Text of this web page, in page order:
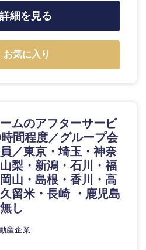
埼玉県
細を見る
お気に入り
ムのアフターサービ
間程度／グループ会
／東京・埼玉・神奈
梨・新潟・石川・福
山・島根・香川・高
留米・長崎 ・鹿児島
し
産企業